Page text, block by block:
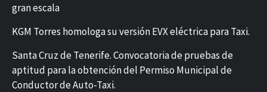
gran escala
KGM Torres homologa su versión EVX eléctrica para Taxi.
Santa Cruz de Tenerife. Convocatoria de pruebas de
aptitud para la obtención del Permiso Municipal de
Conductor de Auto-Taxi.